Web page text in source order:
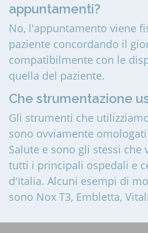
appuntamenti?
No, l'appuntamento viene
paziente concordando il
compatibilmente con le
quella del paziente.
Che strumentazione
Gli strumenti che
sono ovviamente
Salute e sono gli stessi che
tutti i principali ospedali e
d'Italia. Alcuni esempi di
sono Nox T3, Embletta,